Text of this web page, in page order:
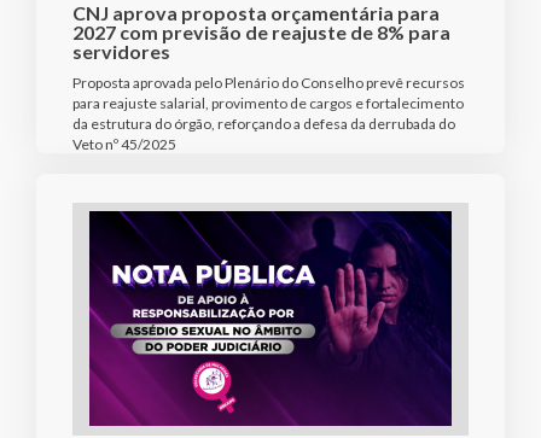
CNJ aprova proposta orçamentária para
2027 com previsão de reajuste de 8% para
servidores
Proposta aprovada pelo Plenário do Conselho prevê recursos
para reajuste salarial, provimento de cargos e fortalecimento
da estrutura do órgão, reforçando a defesa da derrubada do
Veto nº 45/2025